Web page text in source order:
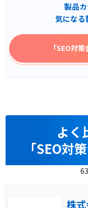
製品カ
気になる
「SEO対策
よく
「SEO対
株